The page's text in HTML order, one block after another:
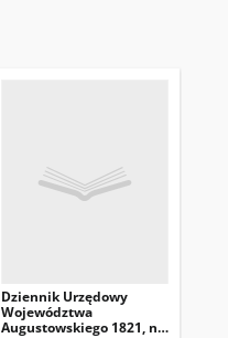
Dziennik Urzędowy
Województwa
Augustowskiego 1821, nr